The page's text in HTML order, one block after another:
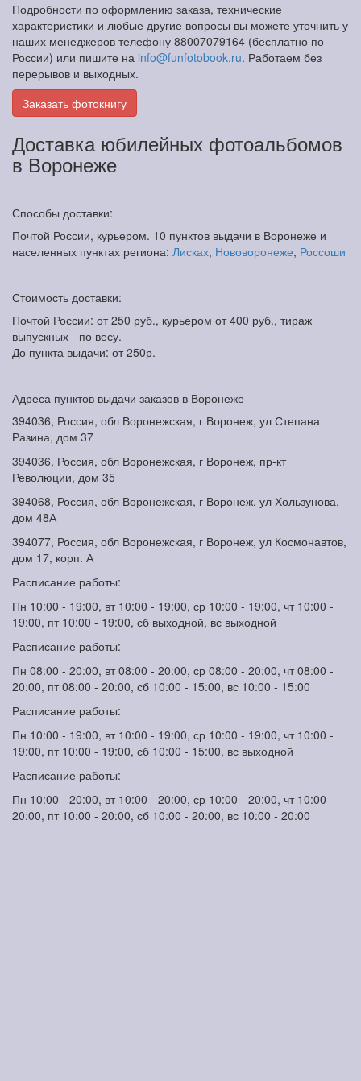
Подробности по оформлению заказа, технические
характеристики и любые другие вопросы вы можете уточнить у
наших менеджеров телефону 88007079164 (бесплатно по
России) или пишите на info@funfotobook.ru. Работаем без
перерывов и выходных.
Заказать фотокнигу
Доставка юбилейных фотоальбомов
в Воронеже
Способы доставки:
Почтой России, курьером. 10 пунктов выдачи в Воронеже и
населенных пунктах региона: Лисках, Нововоронеже, Россоши
Стоимость доставки:
Почтой России: от 250 руб., курьером от 400 руб., тираж
выпускных - по весу.
До пункта выдачи: от 250р.
Адреса пунктов выдачи заказов в Воронеже
394036, Россия, обл Воронежская, г Воронеж, ул Степана
Разина, дом 37
394036, Россия, обл Воронежская, г Воронеж, пр-кт
Революции, дом 35
394068, Россия, обл Воронежская, г Воронеж, ул Хользунова,
дом 48А
394077, Россия, обл Воронежская, г Воронеж, ул Космонавтов,
дом 17, корп. А
Расписание работы:
Пн 10:00 - 19:00, вт 10:00 - 19:00, ср 10:00 - 19:00, чт 10:00 -
19:00, пт 10:00 - 19:00, сб выходной, вс выходной
Расписание работы:
Пн 08:00 - 20:00, вт 08:00 - 20:00, ср 08:00 - 20:00, чт 08:00 -
20:00, пт 08:00 - 20:00, сб 10:00 - 15:00, вс 10:00 - 15:00
Расписание работы:
Пн 10:00 - 19:00, вт 10:00 - 19:00, ср 10:00 - 19:00, чт 10:00 -
19:00, пт 10:00 - 19:00, сб 10:00 - 15:00, вс выходной
Расписание работы:
Пн 10:00 - 20:00, вт 10:00 - 20:00, ср 10:00 - 20:00, чт 10:00 -
20:00, пт 10:00 - 20:00, сб 10:00 - 20:00, вс 10:00 - 20:00